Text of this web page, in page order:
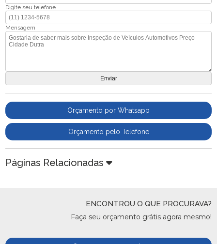
Digite seu telefone
Mensagem
Orçamento por Whatsapp
Orçamento pelo Telefone
Páginas Relacionadas
ENCONTROU O QUE PROCURAVA?
Faça seu orçamento grátis agora mesmo!